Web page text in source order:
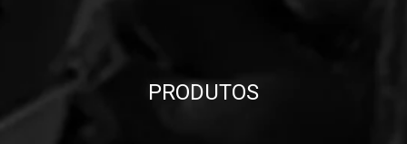
PRODUTOS